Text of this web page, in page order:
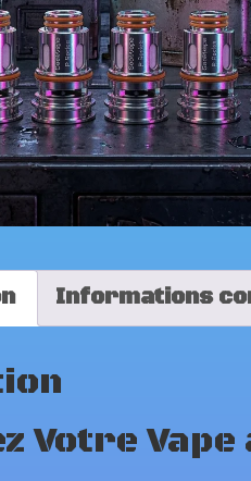
Informations
Votre Vape